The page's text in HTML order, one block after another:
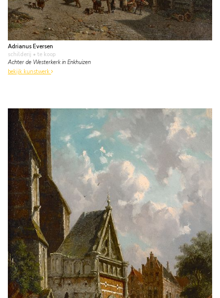
Adrianus Eversen
schilderij • te koop
Achter de Westerkerk in Enkhuizen
bekijk kunstwerk